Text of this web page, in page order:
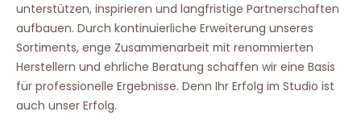
unterstützen, inspirieren und langfristige Partnerschaften
aufbauen. Durch kontinuierliche Erweiterung unseres
Sortiments, enge Zusammenarbeit mit renommierten
Herstellern und ehrliche Beratung schaffen wir eine Basis
für professionelle Ergebnisse. Denn Ihr Erfolg im Studio ist
auch unser Erfolg.